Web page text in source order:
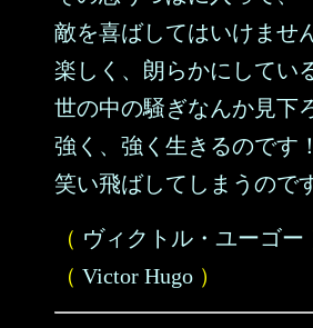
敵を喜ばしてはいけませ
楽しく、朗らかにしてい
世の中の騒ぎなんか見下
強く、強く生きるのです！
笑い飛ばしてしまうので
（ ヴィクトル・ユーゴー
（ Victor Hugo ）